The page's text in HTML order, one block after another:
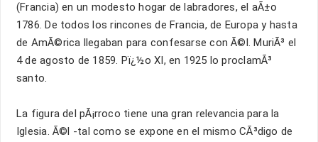
(Francia) en un modesto hogar de labradores, el aÃ±o
1786. De todos los rincones de Francia, de Europa y hasta
de AmÃ©rica llegaban para confesarse con Ã©l. MuriÃ³ el
4 de agosto de 1859. Pï¿½o XI, en 1925 lo proclamÃ³
santo.
La figura del pÃ¡rroco tiene una gran relevancia para la
Iglesia. Ã©l -tal como se expone en el mismo CÃ³digo de